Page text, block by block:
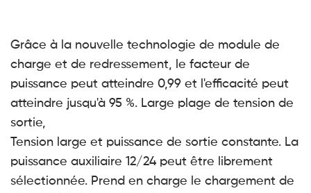
Grâce à la nouvelle technologie de module de
charge et de redressement, le facteur de
puissance peut atteindre 0,99 et l'efficacité peut
atteindre jusqu'à 95 %. Large plage de tension de
sortie,
Tension large et puissance de sortie constante. La
puissance auxiliaire 12/24 peut être librement
sélectionnée. Prend en charge le chargement de